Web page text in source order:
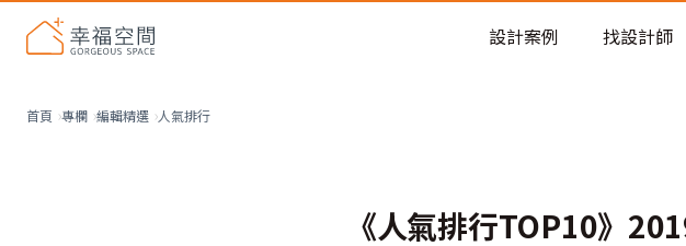
老屋預
設計案例 找設計師
首頁 專欄 編輯精選 人氣排行
《人氣排行TOP10》